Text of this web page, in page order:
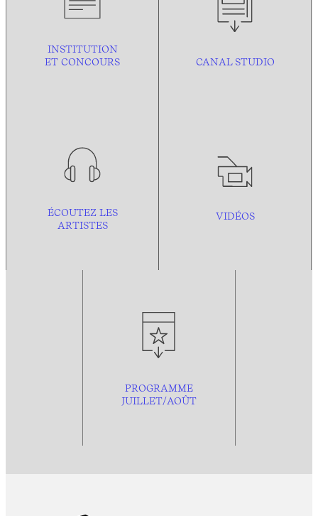
INSTITUTION
ET CONCOURS
CANAL STUDIO
ÉCOUTEZ LES
ARTISTES
VIDÉOS
PROGRAMME
JUILLET/AOÛT